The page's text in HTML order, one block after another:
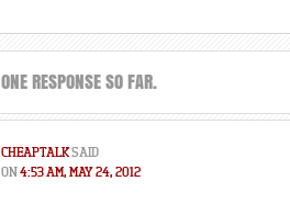
ONE RESPONSE SO FAR.
CHEAPTALKSAID
ON4:53 AM, MAY 24, 2012